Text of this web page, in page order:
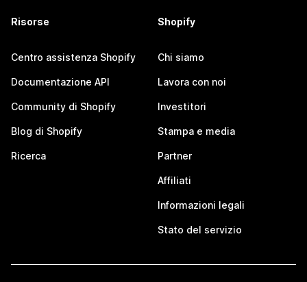
Risorse
Centro assistenza Shopify
Documentazione API
Community di Shopify
Blog di Shopify
Ricerca
Shopify
Chi siamo
Lavora con noi
Investitori
Stampa e media
Partner
Affiliati
Informazioni legali
Stato del servizio